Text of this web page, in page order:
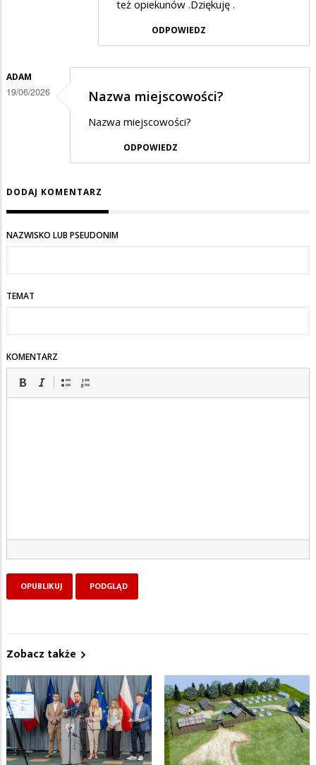
też opiekunów .Dziękuję .
ODPOWIEDZ
ADAM
19/06/2026 Nazwa miejscowości?
Nazwa miejscowości?
ODPOWIEDZ
DODAJ KOMENTARZ
NAZWISKO LUB PSEUDONIM
TEMAT
KOMENTARZ
Zobacz także